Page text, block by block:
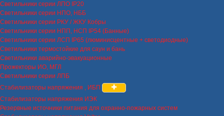
Светильники серии ЛПО IP20
Светильники серии НПО, НББ
Светильники серии РКУ / ЖКУ Кобры
Светильники серии НПП, НСП IP54 (Банные)
Светильники серии ЛСП IP65 (люминисцентные + светодиодные)
Светильники термостойкие для саун и бань
Светильники аварийно-эвакуационные
Прожекторы ИО, МГЛ
Светильники серии ЛПБ
Стабилизаторы напряжения , ИБП
Стабилизаторы напряжения ИЭК
Резервные источники питания для охранно-пожарных систем